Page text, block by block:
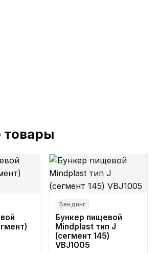
товары
Вендинг
Бункер пищевой
Mindplast тип J
(сегмент 145)
VBJ1005